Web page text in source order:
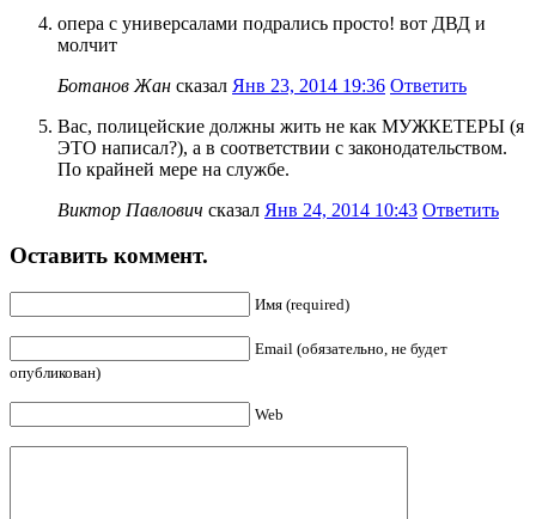
опера с универсалами подрались просто! вот ДВД и
молчит
Ботанов Жан сказал Янв 23, 2014 19:36 Ответить
Вас, полицейские должны жить не как МУЖКЕТЕРЫ (я
ЭТО написал?), а в соответствии с законодательством.
По крайней мере на службе.
Виктор Павлович сказал Янв 24, 2014 10:43 Ответить
Оставить коммент.
Имя (required)
Email (обязательно, не будет
опубликован)
Web